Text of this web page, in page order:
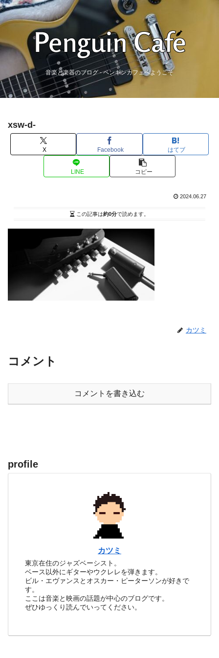
音楽と楽器のブログ - ペンギンカフェへようこそ
xsw-d-
X Facebook はてブ
LINE コピー
2024.06.27
この記事は約0分で読めます。
カツミ
コメント
コメントを書き込む
profile
カツミ
東京在住のジャズベーシスト。
ベース以外にギターやウクレレを弾きます。
ビル・エヴァンスとオスカー・ピーターソンが好きで
す。
ここは音楽と映画の話題が中心のブログです。
ぜひゆっくり読んでいってください。